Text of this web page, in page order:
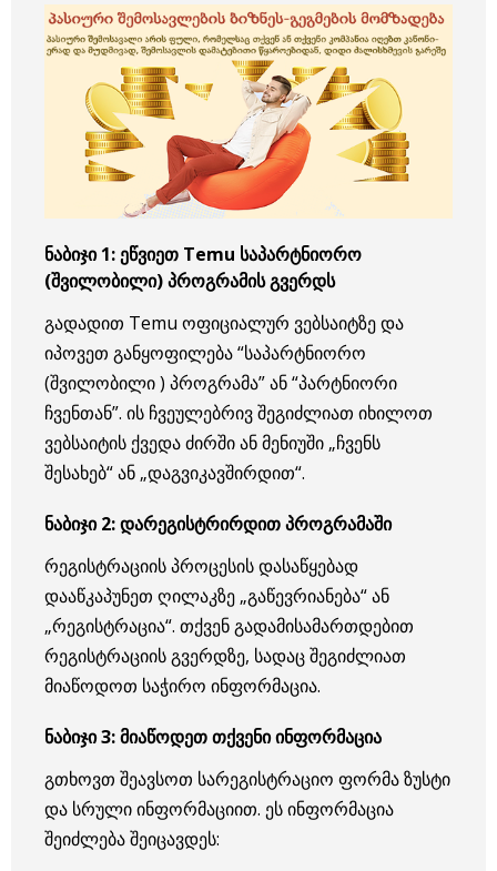
ნაბიჯი1:ეწვიეთ Temu საპარტნიორო
(შვილობილი)პროგრამისგვერდს
გადადით Temu ოფიციალურ ვებსაიტზე და
იპოვეთ განყოფილება “საპარტნიორო
(შვილობილი ) პროგრამა” ან “პარტნიორი
ჩვენთან”. ის ჩვეულებრივ შეგიძლიათ იხილოთ
ვებსაიტის ქვედა ძირში ან მენიუში „ჩვენს
შესახებ“ ან „დაგვიკავშირდით“.
ნაბიჯი2:დარეგისტრირდითპროგრამაში
რეგისტრაციის პროცესის დასაწყებად
დააწკაპუნეთ ღილაკზე „გაწევრიანება“ ან
„რეგისტრაცია“. თქვენ გადამისამართდებით
რეგისტრაციის გვერდზე, სადაც შეგიძლიათ
მიაწოდოთ საჭირო ინფორმაცია.
ნაბიჯი3:მიაწოდეთთქვენიინფორმაცია
გთხოვთ შეავსოთ სარეგისტრაციო ფორმა ზუსტი
და სრული ინფორმაციით. ეს ინფორმაცია
შეიძლება შეიცავდეს: